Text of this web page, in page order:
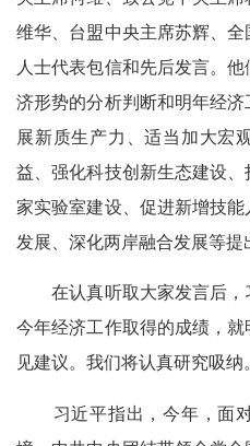
维华、台盟中央主席苏辉、
人士代表包信和先后发言。
济形势的分析判断和明年经
展新质生产力、适当加大宏
益、强化科技创新生态建设
家实验室建设、促进新增技
发展、深化两岸融合发展等提
在认真听取大家发言后，
今年经济工作取得的成绩，
见建议。我们将认真研究吸纳
习近平指出，今年，面对